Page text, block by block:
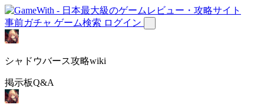
事前ガチャ ゲーム検索 ログイン
シャドウバース攻略wiki
掲示板Q&A